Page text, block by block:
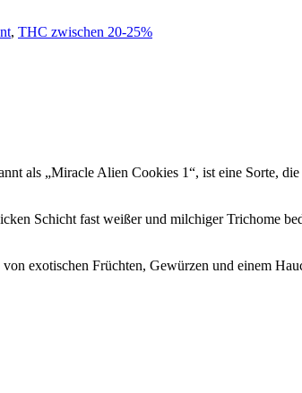
, THC zwischen 20-25%
als „Miracle Alien Cookies 1“, ist eine Sorte,
Schicht fast weißer und milchiger Trichome
exotischen Früchten, Gewürzen und einem